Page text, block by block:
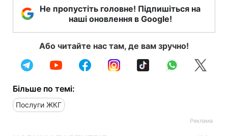
Не пропустіть головне! Підпишіться на
наші оновлення в Google!
Або читайте нас там, де вам зручно!
Більше по темі:
Послуги ЖКГ